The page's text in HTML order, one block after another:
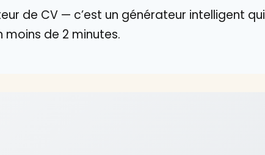
de CV — c’est un générateur intelligent qui
moins de 2 minutes.